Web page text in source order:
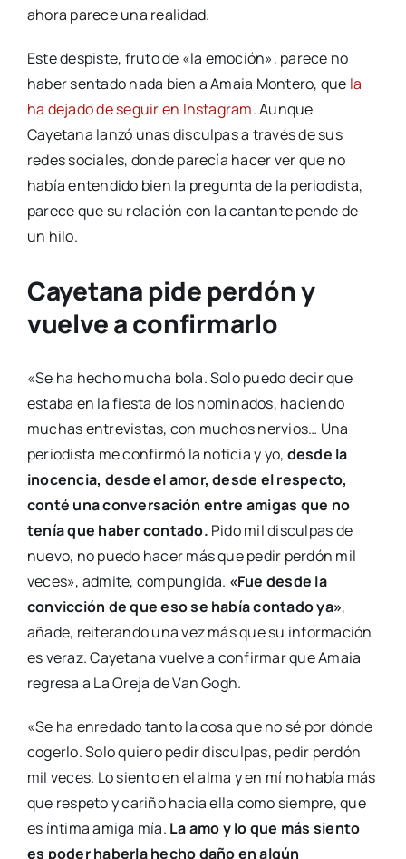
ahora parece una realidad.
Este despiste, fruto de «la emoción», parece no
haber sentado nada bien a Amaia Montero, que la
ha dejado de seguir en Instagram.Aunque
Cayetana lanzó unas disculpas a través de sus
redes sociales, donde parecía hacer ver que no
había entendido bien la pregunta de la periodista,
parece que su relación con la cantante pende de
un hilo.
Cayetana pide perdón y
vuelve a confirmarlo
«Se ha hecho mucha bola. Solo puedo decir que
estaba en la fiesta de los nominados, haciendo
muchas entrevistas, con muchos nervios… Una
periodista me confirmó la noticia y yo, desde la
inocencia, desde el amor, desde el respecto,
conté una conversación entre amigas que no
tenía que haber contado. Pido mil disculpas de
nuevo, no puedo hacer más que pedir perdón mil
veces», admite, compungida. «Fue desde la
convicción de que eso se había contado ya»,
añade, reiterando una vez más que su información
es veraz. Cayetana vuelve a confirmar que Amaia
regresa a La Oreja de Van Gogh.
«Se ha enredado tanto la cosa que no sé por dónde
cogerlo. Solo quiero pedir disculpas, pedir perdón
mil veces. Lo siento en el alma y en mí no había más
que respeto y cariño hacia ella como siempre, que
es íntima amiga mía. La amo y lo que más siento
es poder haberla hecho daño en algún